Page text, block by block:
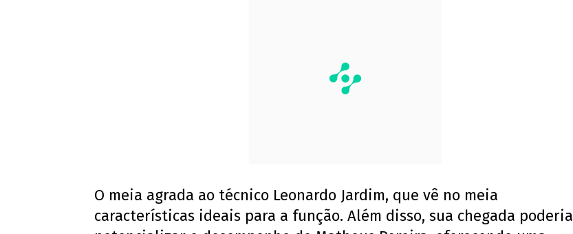
O meia agrada ao técnico Leonardo Jardim, que vê no meia
características ideais para a função. Além disso, sua chegada poderia